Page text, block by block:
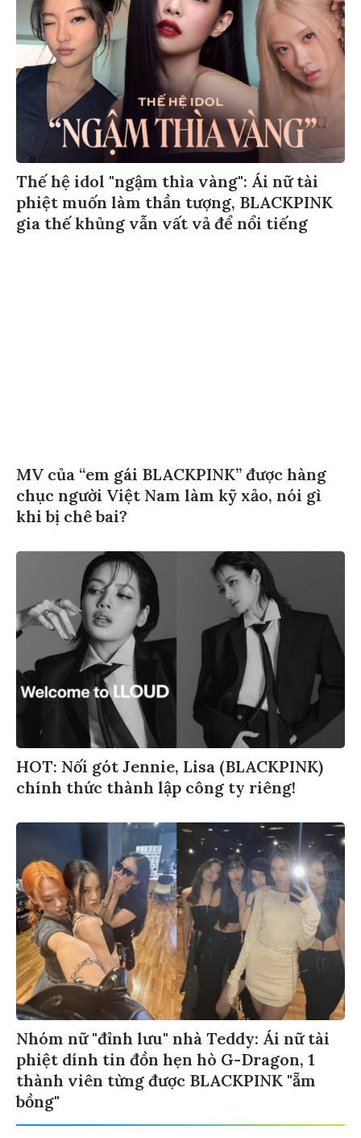
Thế hệ idol "ngậm thìa vàng": Ái nữ tài
phiệt muốn làm thần tượng, BLACKPINK
gia thế khủng vẫn vất vả để nổi tiếng
MV của “em gái BLACKPINK” được hàng
chục người Việt Nam làm kỹ xảo, nói gì
khi bị chê bai?
HOT: Nối gót Jennie, Lisa (BLACKPINK)
chính thức thành lập công ty riêng!
Nhóm nữ "đỉnh lưu" nhà Teddy: Ái nữ tài
phiệt dính tin đồn hẹn hò G-Dragon, 1
thành viên từng được BLACKPINK "ẵm
bồng"